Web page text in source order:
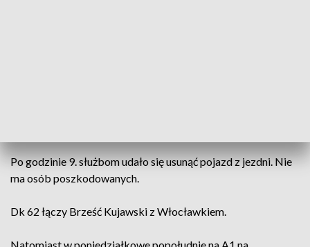
Po godzinie 9. służbom udało się usunąć pojazd z jezdni. Nie
ma osób poszkodowanych.
Dk 62 łączy Brześć Kujawski z Włocławkiem.